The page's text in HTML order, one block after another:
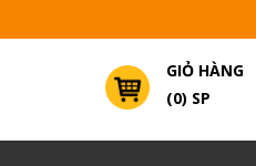
GIỎ HÀNG
(0) SP